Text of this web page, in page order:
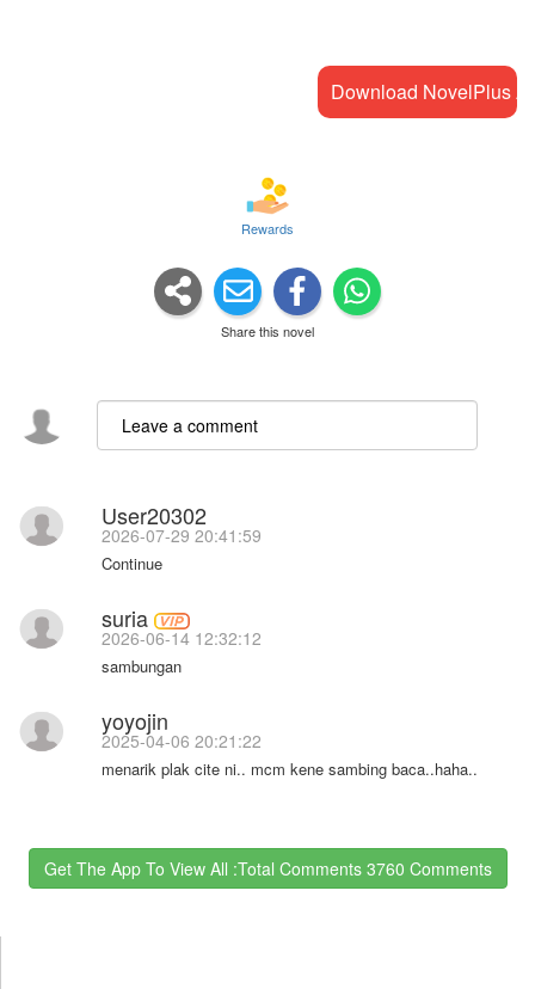
Download NovelPlus
Rewards
Share this novel
User20302
2026-07-29 20:41:59
Continue
suria
2026-06-14 12:32:12
sambungan
yoyojin
2025-04-06 20:21:22
menarik plak cite ni.. mcm kene sambing baca..haha..
Get The App To View All :total Comments 3760 Comments